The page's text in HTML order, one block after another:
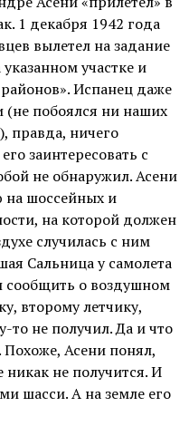
1 декабря 1942 года
вылетел на задание
участке и
Испанец даже
(не побоялся ни наших
правда, ничего
заинтересовать с
не обнаружил. Асени
на шоссейных и
на которой должен
случилась с ним
Сальница у самолета
сообщить о воздушном
второму летчику,
то не получил. Да и что
Похоже, Асени понял,
никак не получится. И
шасси. А на земле его